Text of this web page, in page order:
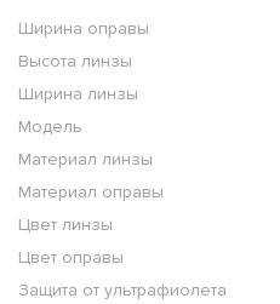
Ширина оправы
Высота линзы
Ширина линзы
Модель
Материал линзы
Материал оправы
Цвет линзы
Цвет оправы
Защита от ультрафиолета